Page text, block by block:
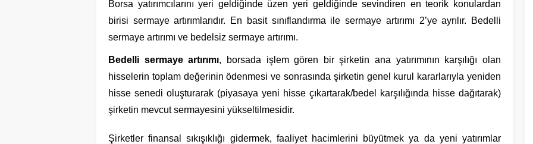
Borsa yatırımcılarını yeri geldiğinde üzen yeri geldiğinde sevindiren en teorik konulardan
birisi sermaye artırımlarıdır. En basit sınıflandırma ile sermaye artırımı 2’ye ayrılır. Bedelli
sermaye artırımı ve bedelsiz sermaye artırımı.
Bedelli sermaye artırımı, borsada işlem gören bir şirketin ana yatırımının karşılığı olan
hisselerin toplam değerinin ödenmesi ve sonrasında şirketin genel kurul kararlarıyla yeniden
hisse senedi oluşturarak (piyasaya yeni hisse çıkartarak/bedel karşılığında hisse dağıtarak)
şirketin mevcut sermayesini yükseltilmesidir.
Şirketler finansal sıkışıklığı gidermek, faaliyet hacimlerini büyütmek ya da yeni yatırımlar